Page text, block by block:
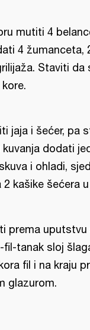
mutiti 4
4 žumanceta,
Staviti da
jaja i šećer, pa
kuvanja dodati
i ohladi,
kašike šećera
prema
fil-tanak sloj
fil i na kraju
glazurom.